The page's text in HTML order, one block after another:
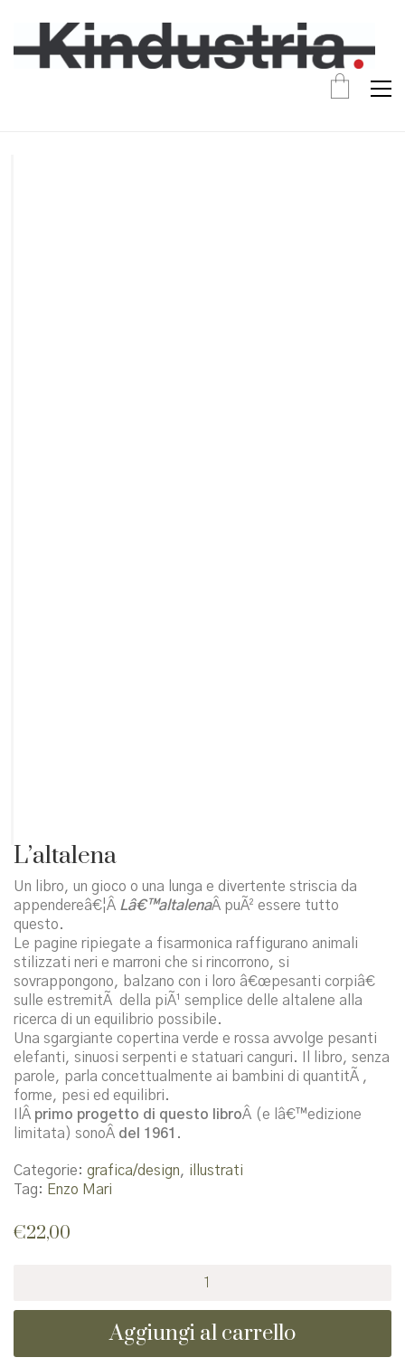
L’altalena
Un libro, un gioco o una lunga e divertente striscia da
appendereâ€¦Â Lâ€™altalenaÂ puÃ² essere tutto
questo.
Le pagine ripiegate a fisarmonica raffigurano animali
stilizzati neri e marroni che si rincorrono, si
sovrappongono, balzano con i loro â€œpesanti corpiâ€
sulle estremitÃ della piÃ¹ semplice delle altalene alla
ricerca di un equilibrio possibile.
Una sgargiante copertina verde e rossa avvolge pesanti
elefanti, sinuosi serpenti e statuari canguri. Il libro, senza
parole, parla concettualmente ai bambini di quantitÃ ,
forme, pesi ed equilibri.
IlÂ primo progetto di questo libroÂ (e lâ€™edizione
limitata) sonoÂ del 1961 .
Categorie: grafica/design, illustrati
Tag: Enzo Mari
€22,00
Aggiungi al carrello